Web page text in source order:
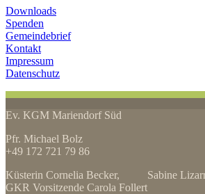
Downloads
Spenden
Gemeindebrief
Kontakt
Impressum
Datenschutz
Ev. KGM Mariendorf Süd
Pfr. Michael Bolz
+49 172 721 79 86
Küsterin Cornelia Becker, Sabine
GKR Vorsitzende Carola Follert